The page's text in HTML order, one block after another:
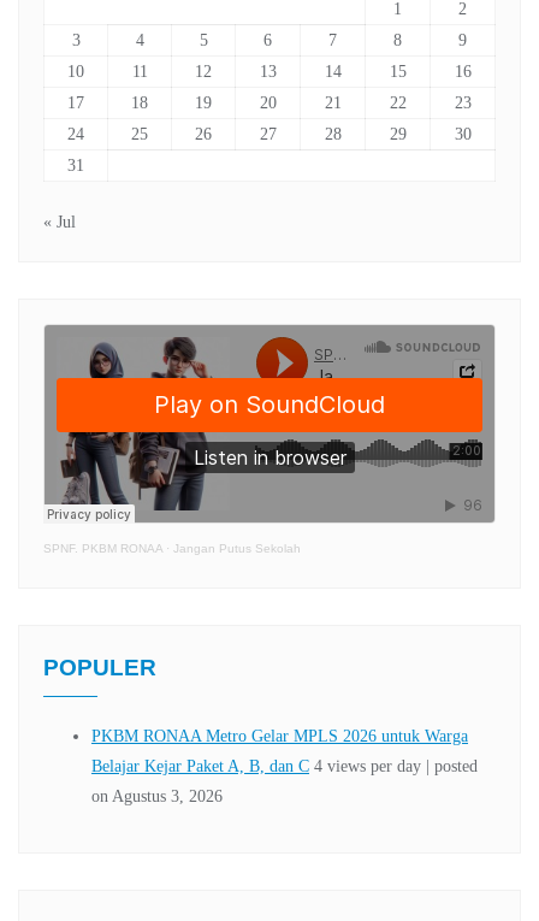
1
2
3
4 5 6 7 8
9
10
11 12 13 14 15
16
17
18 19 20 21 22
23
24
25 26 27 28 29
30
31
« Jul
SPNF. PKBM RONAA · Jangan Putus Sekolah
POPULER